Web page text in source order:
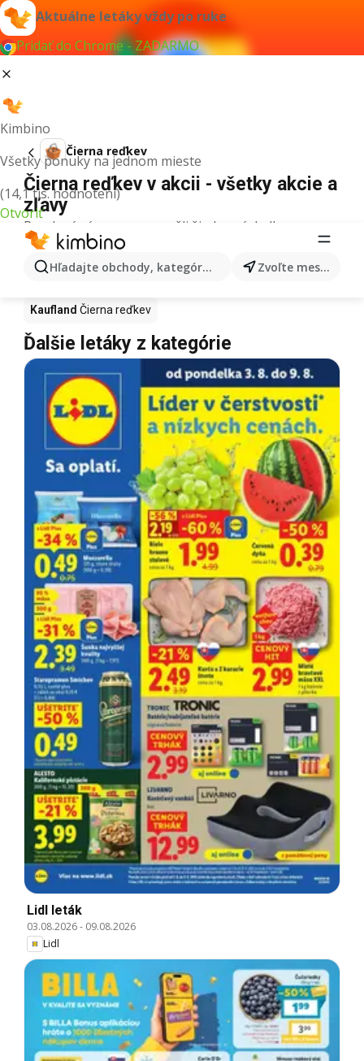
Aktuálne letáky vždy po ruke
Pridať do Chrome - ZADARMO
Kimbino
Všetky ponuky na jednom mieste
(14,1 tis. hodnotení)
Otvoriť
Hľadajte obchody, kategórie, produkty... Zvoľte mesto
Čierna reďkev
Čierna reďkev v akcii - všetky akcie a
zľavy
Pre daný výraz sme nenašli žiadne výsledky.
Čierna reďkev v akcii - Kde kúpiť?
Tesco Čierna reďkev Čierna reďkev
Kaufland Čierna reďkev
Ďalšie letáky z kategórie
Lidl leták
03.08.2026- 09.08.2026
Lidl